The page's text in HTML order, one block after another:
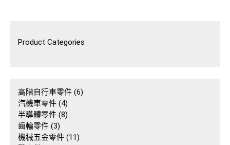
Product Categories
高階自行車零件 66
汽機車零件 44
個
品
半導體零件 88
產
齒輪零件 33
個
機械五金零件 1111